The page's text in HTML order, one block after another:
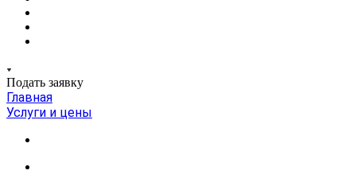
Подать заявку
Главная
Услуги и цены